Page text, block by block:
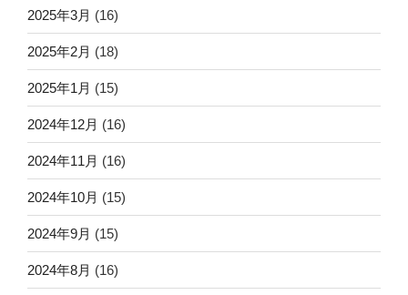
2025年3月 (16)
2025年2月 (18)
2025年1月 (15)
2024年12月 (16)
2024年11月 (16)
2024年10月 (15)
2024年9月 (15)
2024年8月 (16)